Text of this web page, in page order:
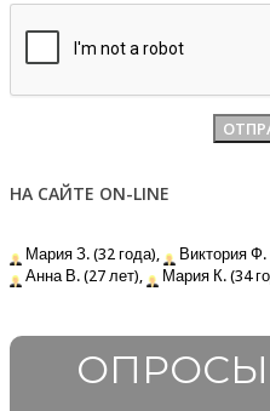
НА САЙТЕ ON-LINE
Мария З. (32 года), Виктория Ф.
Анна В. (27 лет),
Мария К. (34
ОПРОСЫ